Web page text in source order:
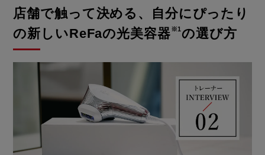
店舗で触って決める、自分にぴったり
の新しいReFaの光美容器※1の選び方